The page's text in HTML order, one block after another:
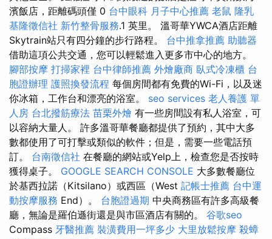
濱飯店，距離碼頭僅 0 台中眼科 月子中心推薦 老鼠 隆乳
基隆徵信社 新竹整骨服務.1 英里。 溫哥華YWCA酒店距離
Skytrain站只有四分鐘的步行路程。 台中推拿推薦 助聽器
借助這項公共交通，您可以輕鬆進入更多市中心的地方。
腳部按摩 打掃家裡 台中律師推薦 外燴廠商 臥式冷凍櫃 台
胞證辦理 護照換發流程 每個房間都有免費的Wi-Fi，以及迷
你冰箱，工作台和漂亮的浴室。 seo services 老人養護 單
人房 台北撥筋療法 苗栗外燴 有一些房間設有私人浴室，可
以容納大量人。 許多溫哥華餐廳都提供了預約，其中大多
數都使用了可打擊或類似的軟件；但是，需要一些電話預
訂。 台南徵信社 在餐廳的網站或Yelp上，檢查您是否按時
獲得桌子。 GOOGLE SEARCH CONSOLE 大多數餐廳位
於基西拉諾（Kitsilano）或西區（West 記帳士推薦 台中運
動按摩服務 End）。 台胞證過期 中央商務區有許多高級餐
廳，無論是羅伯遜街還是與市區酒店有關的。 谷歌seo
Compass 牙醫推薦 裝潢費用一坪多少 大里放鬆按摩 殺蟑